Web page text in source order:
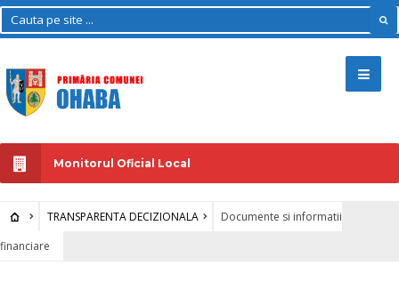
Monitorul Oficial Local
TRANSPARENTA DECIZIONALA
Documente si informatii
financiare